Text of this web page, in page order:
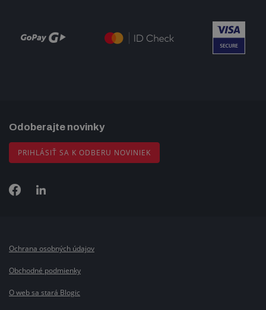
Odoberajte novinky
PRIHLÁSIŤ SA K ODBERU NOVINIEK
Ochrana osobných údajov
Obchodné podmienky
O web sa stará Blogic